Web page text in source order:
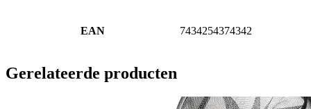
EAN 7434254374342
Gerelateerde producten